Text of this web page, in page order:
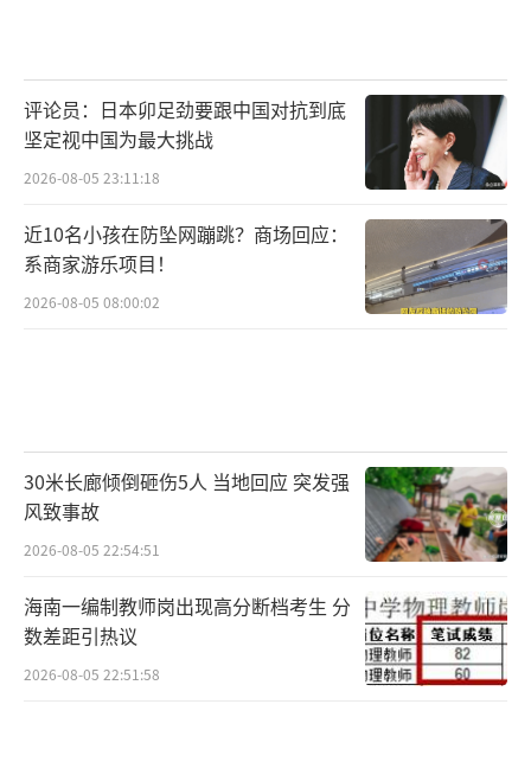
评论员：日本卯足劲要跟中国对抗到底
坚定视中国为最大挑战
2026-08-05 23:11:18
近10名小孩在防坠网蹦跳？商场回应：
系商家游乐项目！
2026-08-05 08:00:02
30米长廊倾倒砸伤5人 当地回应 突发强
风致事故
2026-08-05 22:54:51
海南一编制教师岗出现高分断档考生 分
数差距引热议
2026-08-05 22:51:58